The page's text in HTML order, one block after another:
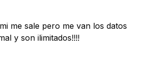
me sale pero me van los datos
y son ilimitados!!!!